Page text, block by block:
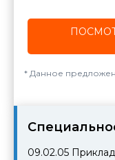
Данное
09.02.05